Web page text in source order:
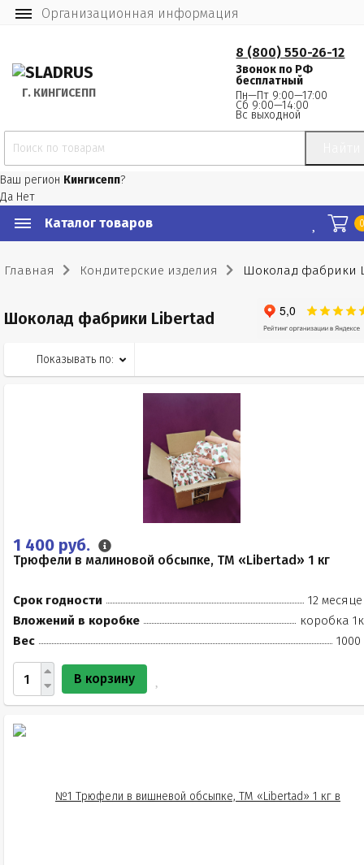
Организационная информация
Г. КИНГИСЕПП
8 (800) 550-26-12
Звонок по РФ
бесплатный
Пн—Пт 9:00—17:00
Сб 9:00—14:00
Вс выходной
Ваш регион Кингисепп?
Да Нет
Каталог товаров
Главная Кондитерские изделия Шоколад фабрики
Шоколад фабрики Libertad
Показывать по:
1 400 руб.
Трюфели в малиновой обсыпке, ТМ «Libertad» 1 кг
Срок годности
12
Вложений в коробке
коробка
Вес
1000
В корзину